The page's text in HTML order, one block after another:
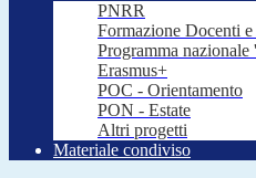
PNRR
Formazione Docenti
Programma nazionale
Erasmus+
POC - Orientamento
PON - Estate
Altri progetti
Materiale condiviso